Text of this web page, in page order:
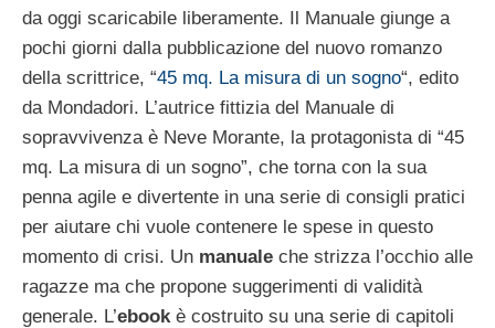
da oggi scaricabile liberamente. Il Manuale giunge a
pochi giorni dalla pubblicazione del nuovo romanzo
della scrittrice, “45 mq. La misura di un sogno“, edito
da Mondadori. L’autrice fittizia del Manuale di
sopravvivenza è Neve Morante, la protagonista di “45
mq. La misura di un sogno”, che torna con la sua
penna agile e divertente in una serie di consigli pratici
per aiutare chi vuole contenere le spese in questo
momento di crisi. Un manuale che strizza l’occhio alle
ragazze ma che propone suggerimenti di validità
generale. L’ebook è costruito su una serie di capitoli